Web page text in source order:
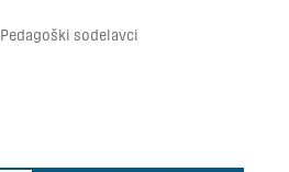
Pedagoški sodelavci